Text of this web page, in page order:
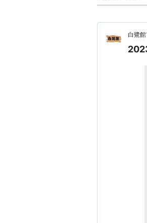
白鷺